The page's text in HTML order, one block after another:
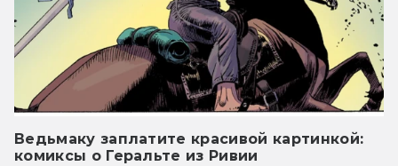
Ведьмаку заплатите красивой картинкой:
комиксы о Геральте из Ривии